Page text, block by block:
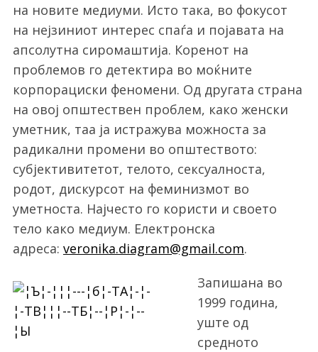
на новите медиуми. Исто така, во фокусот
на нејзиниот интерес спаѓа и појавата на
апсолутна сиромаштија. Коренот на
проблемов го детектира во моќните
корпорациски феномени. Од другата страна
на овој општествен проблем, како женски
уметник, таа ја истражува можноста за
радикални промени во општеството:
субјективитетот, телото, сексуалноста,
родот, дискурсот на феминизмот во
уметноста. Најчесто го користи и своето
тело како медиум. Електронска
адреса: veronika.diagram@gmail.com.
Запишана во
1999 година,
уште од
средното